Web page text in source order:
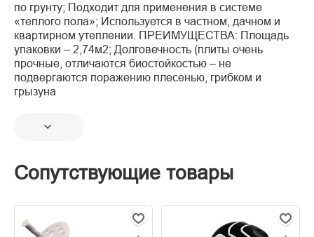
по грунту; Подходит для применения в системе
«теплого пола»; Используется в частном, дачном и
квартирном утеплении. ПРЕИМУЩЕСТВА: Площадь
упаковки – 2,74м2; Долговечность (плиты очень
прочные, отличаются биостойкостью – не
подвергаются поражению плесенью, грибком и
грызуна
Сопутствующие товары